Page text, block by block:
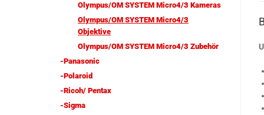
Olympus/OM SYSTEM Micro4/3 Kameras
Olympus/OM SYSTEM Micro4/3
Objektive
Olympus/OM SYSTEM Micro4/3 Zubehör
-Panasonic
-Polaroid
-Ricoh/ Pentax
-Sigma